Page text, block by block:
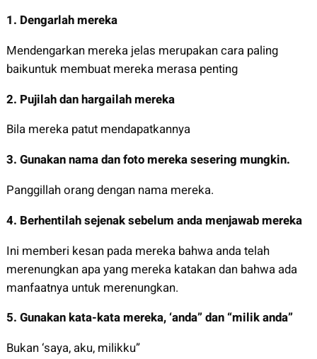
1. Dengarlah mereka
Mendengarkan mereka jelas merupakan cara paling
baikuntuk membuat mereka merasa penting
2. Pujilah dan hargailah mereka
Bila mereka patut mendapatkannya
3. Gunakan nama dan foto mereka sesering mungkin.
Panggillah orang dengan nama mereka.
4. Berhentilah sejenak sebelum anda menjawab mereka
Ini memberi kesan pada mereka bahwa anda telah
merenungkan apa yang mereka katakan dan bahwa ada
manfaatnya untuk merenungkan.
5. Gunakan kata-kata mereka, ‘anda” dan “milik anda”
Bukan ‘saya, aku, milikku”